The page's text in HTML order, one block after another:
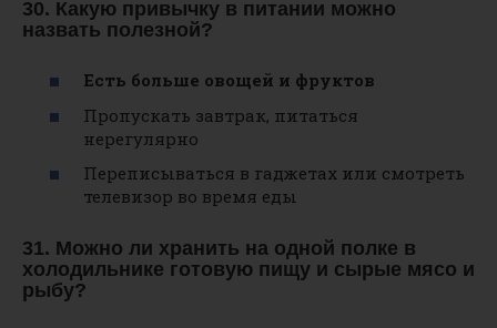
30. Какую привычку в питании можно
назвать полезной?
Есть больше овощей и фруктов
Пропускать завтрак, питаться
нерегулярно
Переписываться в гаджетах или смотреть
телевизор во время еды
31. Можно ли хранить на одной полке в
холодильнике готовую пищу и сырые мясо и
рыбу?